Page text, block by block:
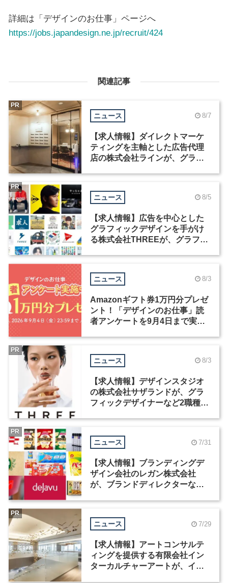
詳細は「デザインのお仕事」ページへ
https://jobs.japandesign.ne.jp/recruit/424
関連記事
ニュース 8/7
【求人情報】ダイレクトマーケ
ティングを主軸とした広告代理
店の株式会社ラインが、グラフ
PR
ニュース 8/5
【求人情報】広告を中心とした
グラフィックデザインを手がけ
る株式会社THREEが、グラフィ
PR
ニュース 8/3
Amazonギフト券1万円分プレゼ
ント！「デザインのお仕事」読
者アンケートを9月4日まで実施
ニュース 8/3
【求人情報】デザインスタジオ
の株式会社サザランドが、グラ
フィックデザイナーなど2職種を
PR
ニュース 7/31
【求人情報】ブランディングデ
ザイン会社のレガン株式会社
が、ブランドディレクターなど3
PR
ニュース 7/29
【求人情報】アートコンサルテ
ィングを提供する有限会社イン
ターカルチャーアートが、イン
PR